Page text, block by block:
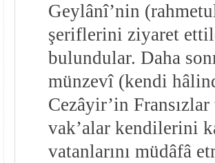
Geylânî’nin
şeriflerini ziyaret
bulundular. Daha
münzevî (kendi
Cezâyir’in
vak’alar kendilerini
vatanlarını müdâfâ